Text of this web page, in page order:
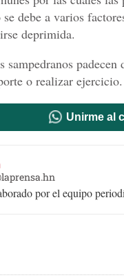
debe a varios
deprimida.
sampedranos
o realizar ejercicio.
Unirme al
por el equipo